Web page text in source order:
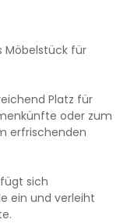
Möbelstück für
Platz für
oder zum
erfrischenden
sich
ein und verleiht